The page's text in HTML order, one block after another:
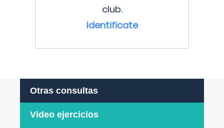
club.
Identificate
Otras consultas
Video ejercicios